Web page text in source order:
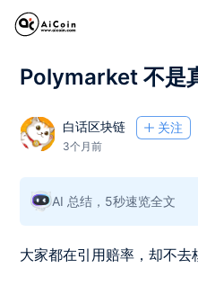
Polymarket 不是
白话区块链 关注
3个月前
AI 总结，5秒速览全文
大家都在引用赔率，却不去